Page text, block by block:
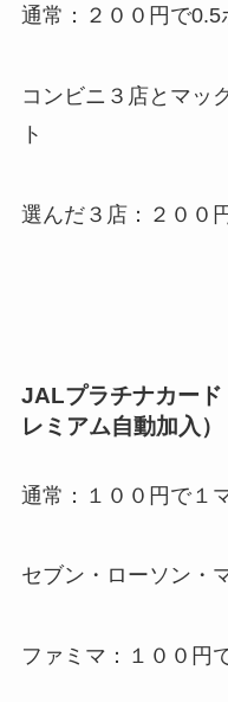
通常：２００円で0.5
コンビニ３店とマッ
ト
選んだ３店：２００
JALプラチナカード
レミアム自動加入）
通常：１００円で１
セブン・ローソン・
ファミマ：１００円